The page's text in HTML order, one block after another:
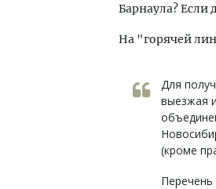
Барнаула? Если
На "горячей
Для
выезжая
(кроме